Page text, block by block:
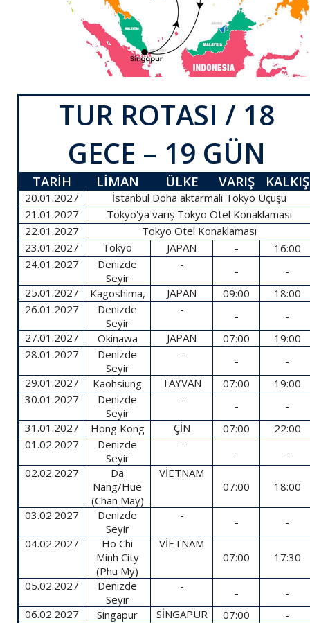
TUR ROTASI / 18
GECE – 19 GÜN
TARİH LİMAN ÜLKE VARIŞ KALKIŞ
20.01.2027
İstanbul Doha aktarmalı Tokyo Uçuşu
21.01.2027
Tokyo'ya varış Tokyo Otel Konaklaması
22.01.2027
Tokyo Otel Konaklaması
23.01.2027
Tokyo JAPAN -
16:00
24.01.2027
Denizde
Seyir
- -
-
25.01.2027
Kagoshima, JAPAN 09:00
18:00
26.01.2027
Denizde
Seyir
- -
-
27.01.2027
Okinawa JAPAN 07:00
19:00
28.01.2027
Denizde
Seyir
- -
-
29.01.2027
Kaohsiung TAYVAN 07:00
19:00
30.01.2027
Denizde
Seyir
- -
-
31.01.2027
Hong Kong ÇİN 07:00
22:00
01.02.2027
Denizde
Seyir
- -
-
02.02.2027
Da
Nang/Hue
(Chan May)
VİETNAM
07:00
18:00
03.02.2027
Denizde
Seyir
- -
-
04.02.2027
Ho Chi
Minh City
(Phu My)
VİETNAM
07:00
17:30
05.02.2027
Denizde
Seyir
- -
-
06.02.2027
Singapur SİNGAPUR 07:00
-